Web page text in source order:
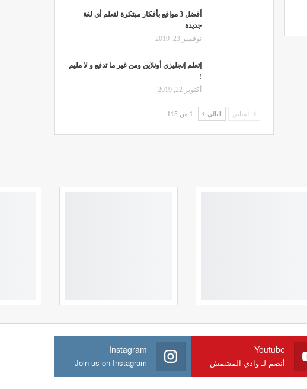
أفضل 3 مواقع بأفكار مبتكرة لتعلم أي لغة
جديدة
نوفمبر 23, 2019
إتعلم إنجليزي أونلاين ومن غير ما تدفع و لا مليم
!
أكتوبر 22, 2019
السابق التالي 1 من 115
Youtube
أنضم لـ وادي المشمش
Instagram
Join us on Instagram